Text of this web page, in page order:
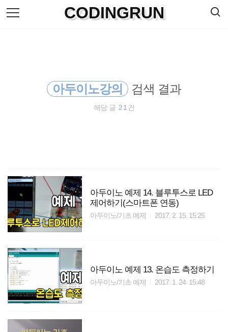
본
문
CODINGRUN
아두이노강의 검색 결과
해당 글 21 건
아두이노 예제 14. 블루투스로 LED
제어하기(스마트폰 연동)
아두이노/기초 예제 2017. 2. 15. 15:25
아두이노 예제 13. 온습도 측정하기
아두이노/기초 예제 2017. 1. 24. 15:48
색